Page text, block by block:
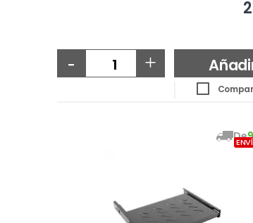
- +
De9